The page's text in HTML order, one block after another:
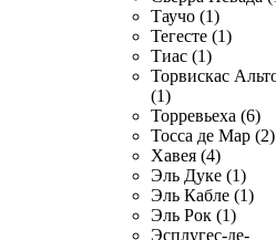
Таучо (1)
Тегесте (1)
Тиас (1)
Торвискас
(1)
Торревьеха (6)
Тосса де Мар (2)
Хавея (4)
Эль Дуке (1)
Эль Кабле (1)
Эль Рок (1)
Эсплугес-де-